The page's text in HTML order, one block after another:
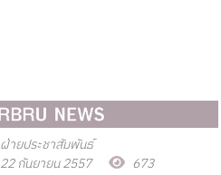
ฝ่ายประชาสัมพันธ์
22 กันยายน 2557
673